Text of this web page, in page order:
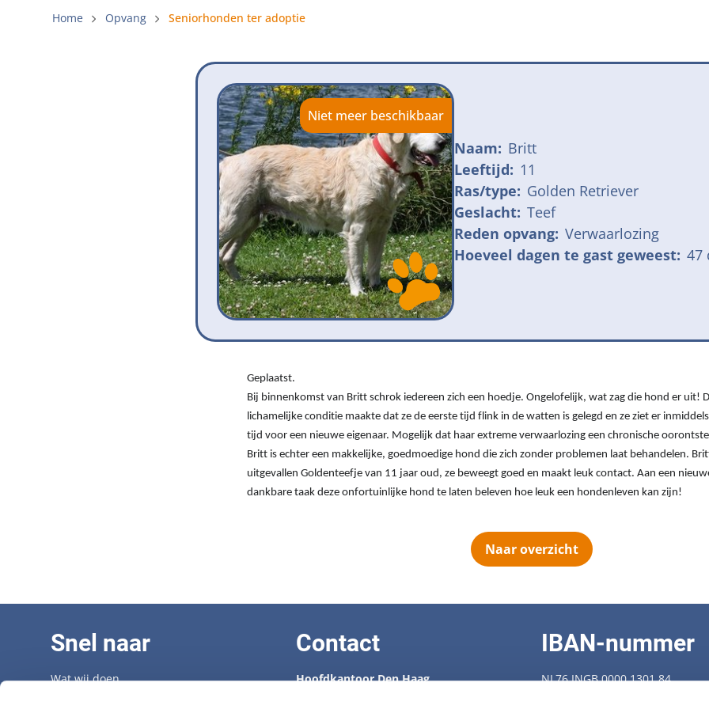
Gemeentelijk meldpunt bijtincidenten
Bescherming tegen grasaren
Home Opvang Seniorhonden ter adoptie
Niet meer beschikbaar
Naam: Britt
Leeftijd: 11
Ras/type: Golden Retriever
Geslacht: Teef
Reden opvang: Verwaarlozing
Hoeveel dagen te gast geweest: 47
Geplaatst.
Bij binnenkomst van Britt schrok iedereen zich een hoedje. Ongelofelijk, wat zag die hond er uit!
lichamelijke conditie maakte dat ze de eerste tijd flink in de watten is gelegd en ze ziet er
tijd voor een nieuwe eigenaar. Mogelijk dat haar extreme verwaarlozing een chronische
Britt is echter een makkelijke, goedmoedige hond die zich zonder problemen laat behandelen.
uitgevallen Goldenteefje van 11 jaar oud, ze beweegt goed en maakt leuk contact. Aan een
dankbare taak deze onfortuinlijke hond te laten beleven hoe leuk een hondenleven kan zijn!
Naar overzicht
Snel naar
Wat wij doen
Contact
Hoofdkantoor Den Haag
IBAN-nummer
NL76 INGB 0000 1301 84